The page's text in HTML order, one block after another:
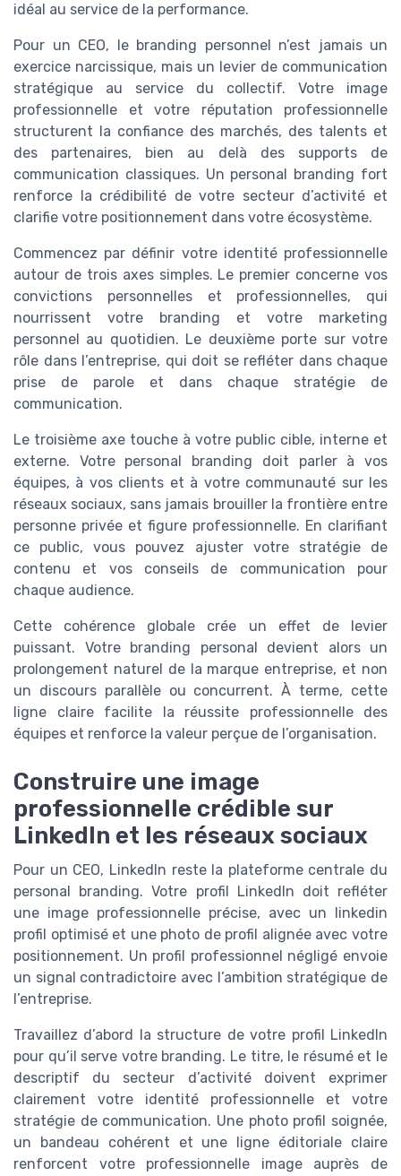
idéal au service de la performance.
Pour un CEO, le branding personnel n’est jamais un
exercice narcissique, mais un levier de communication
stratégique au service du collectif. Votre image
professionnelle et votre réputation professionnelle
structurent la confiance des marchés, des talents et
des partenaires, bien au delà des supports de
communication classiques. Un personal branding fort
renforce la crédibilité de votre secteur d’activité et
clarifie votre positionnement dans votre écosystème.
Commencez par définir votre identité professionnelle
autour de trois axes simples. Le premier concerne vos
convictions personnelles et professionnelles, qui
nourrissent votre branding et votre marketing
personnel au quotidien. Le deuxième porte sur votre
rôle dans l’entreprise, qui doit se refléter dans chaque
prise de parole et dans chaque stratégie de
communication.
Le troisième axe touche à votre public cible, interne et
externe. Votre personal branding doit parler à vos
équipes, à vos clients et à votre communauté sur les
réseaux sociaux, sans jamais brouiller la frontière entre
personne privée et figure professionnelle. En clarifiant
ce public, vous pouvez ajuster votre stratégie de
contenu et vos conseils de communication pour
chaque audience.
Cette cohérence globale crée un effet de levier
puissant. Votre branding personal devient alors un
prolongement naturel de la marque entreprise, et non
un discours parallèle ou concurrent. À terme, cette
ligne claire facilite la réussite professionnelle des
équipes et renforce la valeur perçue de l’organisation.
Construire une image
professionnelle crédible sur
LinkedIn et les réseaux sociaux
Pour un CEO, LinkedIn reste la plateforme centrale du
personal branding. Votre profil LinkedIn doit refléter
une image professionnelle précise, avec un linkedin
profil optimisé et une photo de profil alignée avec votre
positionnement. Un profil professionnel négligé envoie
un signal contradictoire avec l’ambition stratégique de
l’entreprise.
Travaillez d’abord la structure de votre profil LinkedIn
pour qu’il serve votre branding. Le titre, le résumé et le
descriptif du secteur d’activité doivent exprimer
clairement votre identité professionnelle et votre
stratégie de communication. Une photo profil soignée,
un bandeau cohérent et une ligne éditoriale claire
renforcent votre professionnelle image auprès de